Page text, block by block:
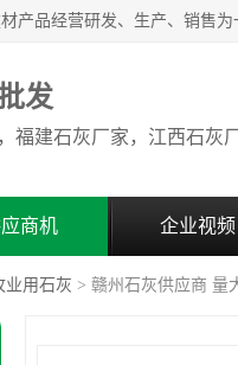
发
商机 企业视频
业用石灰 > 赣州石灰供应商 量